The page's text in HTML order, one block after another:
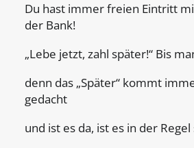
Du hast immer freien Eintritt
der Bank!
„Lebe jetzt, zahl später!“ Bis
denn das „Später“ kommt
gedacht
und ist es da, ist es in der